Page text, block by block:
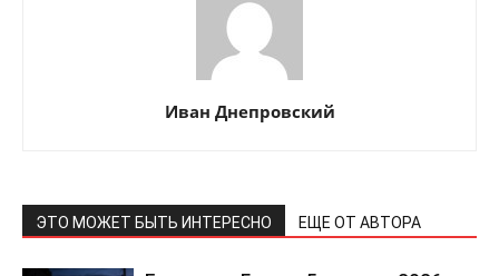
Иван Днепровский
ЭТО МОЖЕТ БЫТЬ ИНТЕРЕСНО ЕЩЕ ОТ АВТОРА